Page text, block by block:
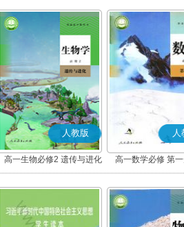
人教版
高一生物必修2 遗传与进化
人
高一数学必修 第